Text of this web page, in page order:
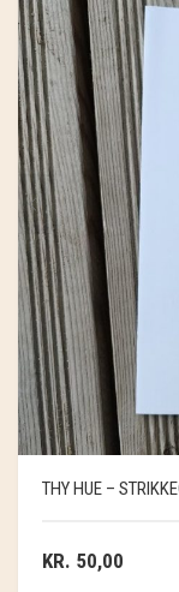
THY HUE –
KR. 50,00